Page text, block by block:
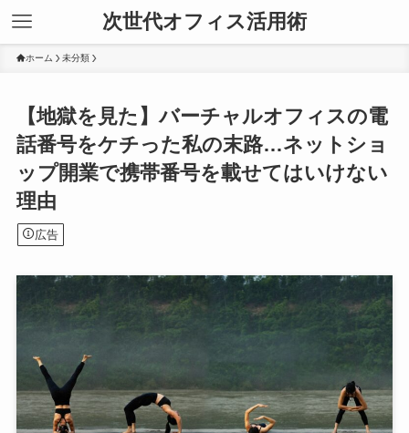
次世代オフィス活用術
ホーム 未分類
【地獄を見た】バーチャルオフィスの電
話番号をケチった私の末路…ネットショ
ップ開業で携帯番号を載せてはいけない
理由
広告